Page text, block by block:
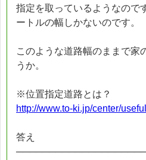
指定を取っているようなので
ートルの幅しかないのです。
このような道路幅のままで家
うか。
※位置指定道路とは？
http://www.to-ki.jp/center/
答え